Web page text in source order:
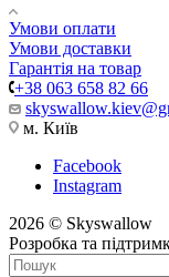
Умови оплати
Умови доставки
Гарантія на товар
+38 063 658 82 66
м. Київ
Facebook
Instagram
2026 © Skyswallow
Розробка та